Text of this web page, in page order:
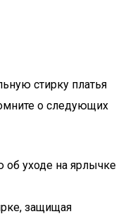
стирку платья
о следующих
уходе на ярлычке
защищая